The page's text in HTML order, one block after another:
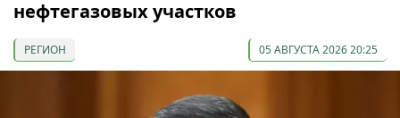
нефтегазовых участков
РЕГИОН 05 АВГУСТА 2026 20:25